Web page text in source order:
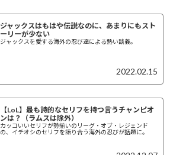
ジャックスはもはや伝説なのに、あまりにもスト
ーリーが少ない
ジャックスを愛する海外の忍び達による熱い談義。
2022.02.15
【LoL】最も詩的なセリフを持つ言うチャンピオ
ンは？（ラムスは除外）
カッコいいセリフが勢揃いのリーグ・オブ・レジェンド
の、イチオシのセリフを語り合う海外の忍びが話題に。